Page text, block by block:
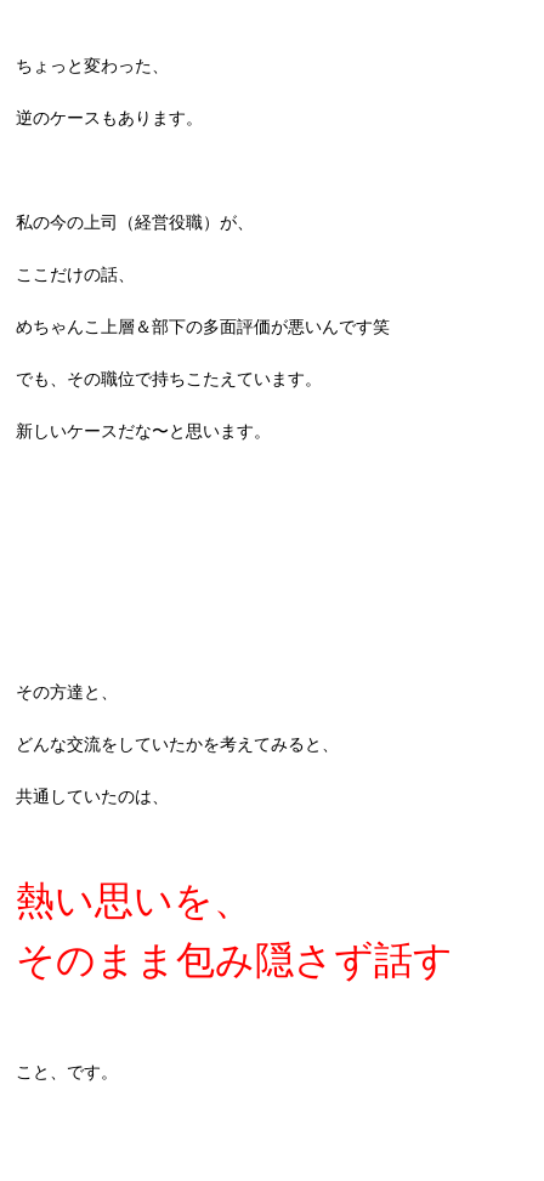
ちょっと変わった、
逆のケースもあります。
私の今の上司（経営役職）が、
ここだけの話、
めちゃんこ上層＆部下の多面評価が悪いんです笑
でも、その職位で持ちこたえています。
新しいケースだな〜と思います。
その方達と、
どんな交流をしていたかを考えてみると、
共通していたのは、
熱い思いを、
そのまま包み隠さず話す
こと、です。